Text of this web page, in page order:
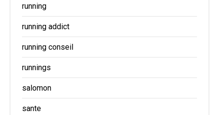
running
running addict
running conseil
runnings
salomon
sante